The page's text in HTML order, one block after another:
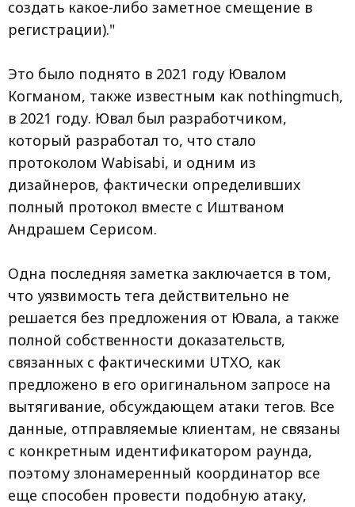
создать какое-либо заметное смещение в
регистрации)."
Это было поднято в 2021 году Ювалом
Когманом, также известным как nothingmuch,
в 2021 году. Ювал был разработчиком,
который разработал то, что стало
протоколом Wabisabi, и одним из
дизайнеров, фактически определивших
полный протокол вместе с Иштваном
Андрашем Серисом.
Одна последняя заметка заключается в том,
что уязвимость тега действительно не
решается без предложения от Ювала, а также
полной собственности доказательств,
связанных с фактическими UTXO, как
предложено в его оригинальном запросе на
вытягивание, обсуждающем атаки тегов. Все
данные, отправляемые клиентам, не связаны
с конкретным идентификатором раунда,
поэтому злонамеренный координатор все
еще способен провести подобную атаку,